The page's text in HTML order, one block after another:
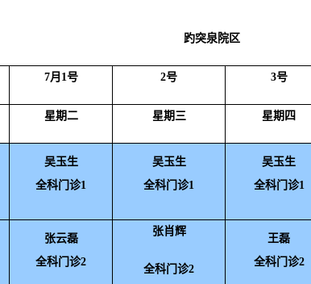
趵突泉院区
7月1号 2号 3号
星期二 星期三 星期四
吴玉生
全科门诊1
吴玉生
全科门诊1
吴玉生
全科门诊1
张云磊
全科门诊2
张肖辉
全科门诊2
王磊
全科门诊2